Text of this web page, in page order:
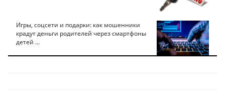
Игры, соцсети и подарки: как мошенники
крадут деньги родителей через смартфоны
детей ...